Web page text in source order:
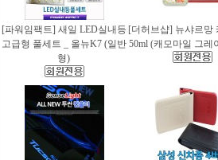
[파워임팩트] 새일 LED실내등
고급형 풀세트 _ 올뉴K7 (일반
형)
[더허브샵] 뉴샤르망
50ml (캐모마일 그레